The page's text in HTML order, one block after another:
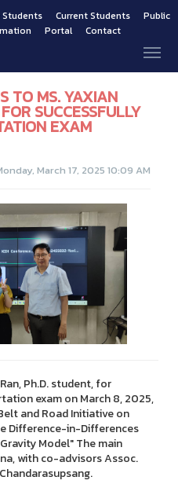
Current Students
Public
Portal Contact
TO MS. YAXIAN
SUCCESSFULLY
EXAM
March 17, 2025 10:09 AM
Ph.D. student, for
exam on March 8, 2025,
and Road Initiative on
Difference-in-Differences
Model" The main
with co-advisors Assoc.